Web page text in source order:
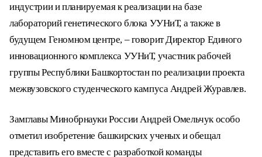
индустрии и планируемая к реализации на базе
лабораторий генетического блока УУНиТ, а также в
будущем Геномном центре, – говорит Директор Единого
инновационного комплекса УУНиТ, участник рабочей
группы Республики Башкортостан по реализации проекта
межвузовского студенческого кампуса Андрей Журавлев.
Замглавы Минобрнауки России Андрей Омельчук особо
отметил изобретение башкирских ученых и обещал
представить его вместе с разработкой команды